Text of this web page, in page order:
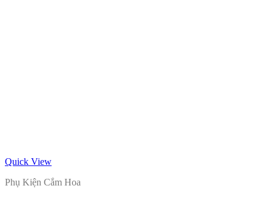
Quick View
Phụ Kiện Cắm Hoa